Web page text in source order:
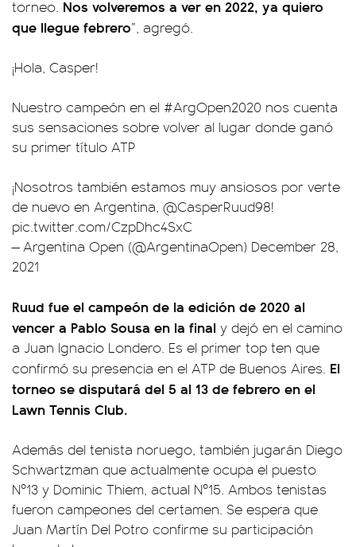
torneo. Nos volveremos a ver en 2022, ya quiero
que llegue febrero”, agregó.
¡Hola, Casper!
Nuestro campeón en el #ArgOpen2020 nos cuenta
sus sensaciones sobre volver al lugar donde ganó
su primer título ATP
¡Nosotros también estamos muy ansiosos por verte
de nuevo en Argentina, @CasperRuud98!
pic.twitter.com/CzpDhc4SxC
— Argentina Open (@ArgentinaOpen) December 28,
2021
Ruud fue el campeón de la edición de 2020 al
vencer a Pablo Sousa en la final y dejó en el camino
a Juan Ignacio Londero. Es el primer top ten que
confirmó su presencia en el ATP de Buenos Aires. El
torneo se disputará del 5 al 13 de febrero en el
Lawn Tennis Club.
Además del tenista noruego, también jugarán Diego
Schwartzman que actualmente ocupa el puesto
Nº13 y Dominic Thiem, actual Nº15. Ambos tenistas
fueron campeones del certamen. Se espera que
Juan Martín Del Potro confirme su participación